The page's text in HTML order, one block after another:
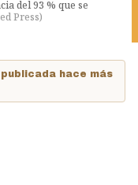
del 93 % que se
Press)
hace más